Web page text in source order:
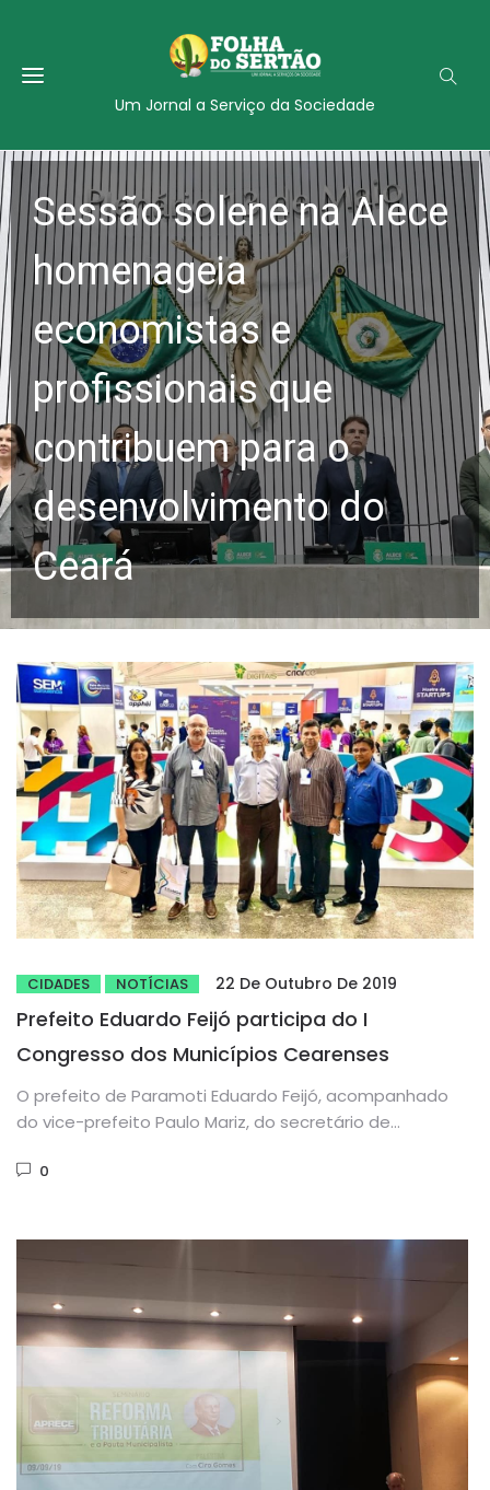
Um Jornal a Serviço da Sociedade
Sessão solene na Alece
homenageia
economistas e
profissionais que
contribuem para o
desenvolvimento do
Ceará
CIDADES NOTÍCIAS 22 De Outubro De 2019
Prefeito Eduardo Feijó participa do I
Congresso dos Municípios Cearenses
O prefeito de Paramoti Eduardo Feijó, acompanhado
do vice-prefeito Paulo Mariz, do secretário de
0